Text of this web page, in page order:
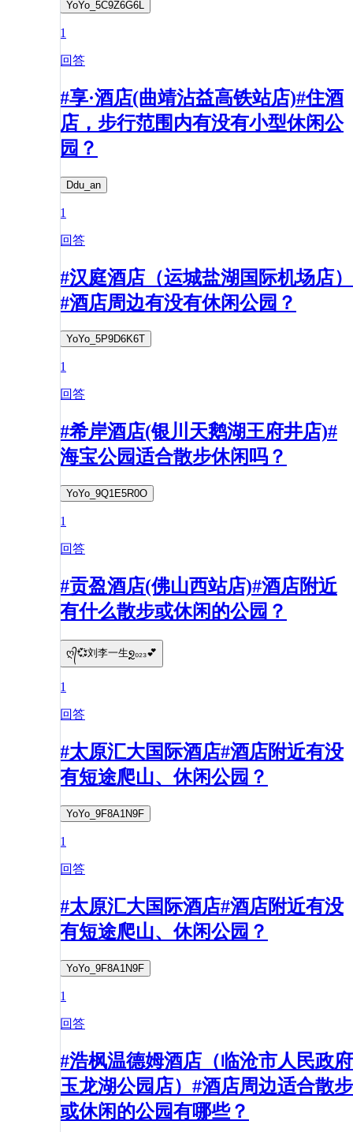
YoYo_5C9Z6G6L
1
回答
#享·酒店(曲靖沾益高铁站店)#住酒
店，步行范围内有没有小型休闲公
园？
Ddu_an
1
回答
#汉庭酒店（运城盐湖国际机场店）
#酒店周边有没有休闲公园？
YoYo_5P9D6K6T
1
回答
#希岸酒店(银川天鹅湖王府井店)#
海宝公园适合散步休闲吗？
YoYo_9Q1E5R0O
1
回答
#贡盈酒店(佛山西站店)#酒店附近
有什么散步或休闲的公园？
ღ᭄💞刘李一生໑ຼ₀₂₃💕
1
回答
#太原汇大国际酒店#酒店附近有没
有短途爬山、休闲公园？
YoYo_9F8A1N9F
1
回答
#太原汇大国际酒店#酒店附近有没
有短途爬山、休闲公园？
YoYo_9F8A1N9F
1
回答
#浩枫温德姆酒店（临沧市人民政府
玉龙湖公园店）#酒店周边适合散步
或休闲的公园有哪些？